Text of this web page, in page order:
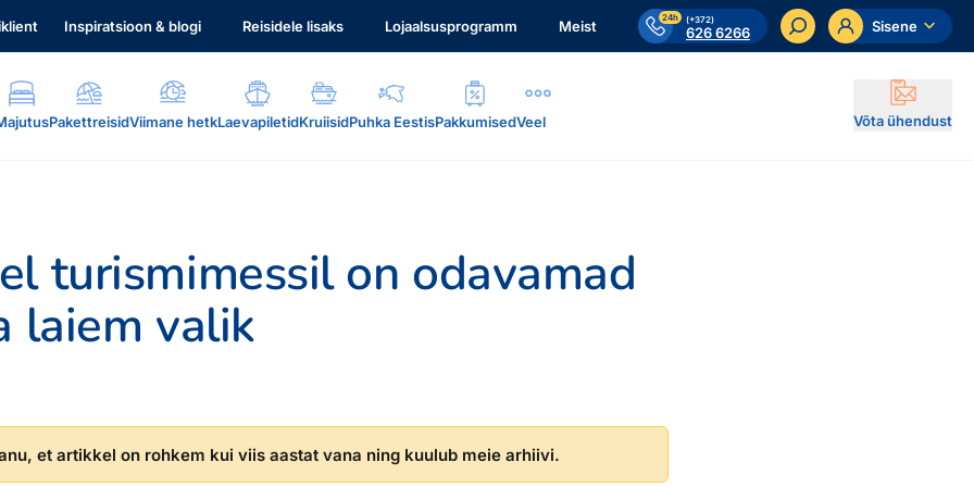
Inspiratsioon & blogi Reisidele lisaks Lojaalsusprogramm Meist 24h (+372)
626 6266 Sisene
PakettreisidViimane hetkLaevapiletidKruiisidPuhka EestisPakkumisedVeel Võta ühendust
turismimessil on odavamad
laiem valik
et artikkel on rohkem kui viis aastat vana ning kuulub meie arhiivi.